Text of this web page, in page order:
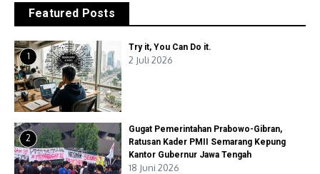
Featured Posts
1
Try it, You Can Do it.
2 Juli 2026
2
Gugat Pemerintahan Prabowo-Gibran,
Ratusan Kader PMII Semarang Kepung
Kantor Gubernur Jawa Tengah
18 Juni 2026